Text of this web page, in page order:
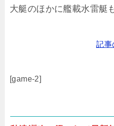
大艇のほかに艦載水雷艇
記
[game-2]